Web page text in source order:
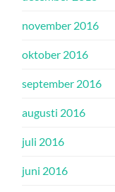
november 2016
oktober 2016
september 2016
augusti 2016
juli 2016
juni 2016